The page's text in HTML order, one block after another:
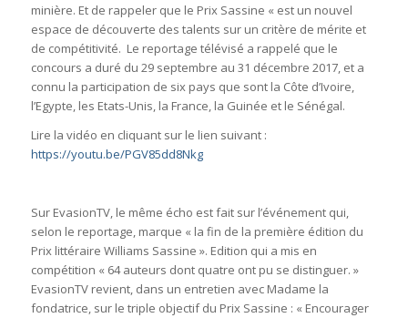
minière. Et de rappeler que le Prix Sassine « est un nouvel
espace de découverte des talents sur un critère de mérite et
de compétitivité. Le reportage télévisé a rappelé que le
concours a duré du 29 septembre au 31 décembre 2017, et a
connu la participation de six pays que sont la Côte d’Ivoire,
l’Egypte, les Etats-Unis, la France, la Guinée et le Sénégal.
Lire la vidéo en cliquant sur le lien suivant :
https://youtu.be/PGV85dd8Nkg
Sur EvasionTV, le même écho est fait sur l’événement qui,
selon le reportage, marque « la fin de la première édition du
Prix littéraire Williams Sassine ». Edition qui a mis en
compétition « 64 auteurs dont quatre ont pu se distinguer. »
EvasionTV revient, dans un entretien avec Madame la
fondatrice, sur le triple objectif du Prix Sassine : « Encourager